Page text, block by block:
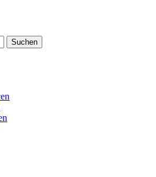
Suchen